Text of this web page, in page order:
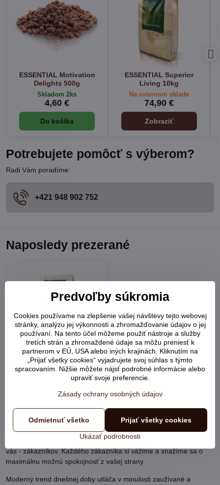
ESSENTIAL Motivation
Delights 500g
Skladom 2ks
4,60 €
Do košíka
ESSENTIAL Superior
Living 10kg
Na externom sklade
74,90 €
Zobraziť
Potrebujete pomôcť s výberom?
Radi Vám poradíme:
+421 948 902 752
Naposledy prezerané
ESSENTIAL Superior
Living 10kg
Ako boli s našimi službami spokojní samotní zákazníci:
Naše služby - Vaše výhody
Ako každý dobrý E-Shop, aj my ponúkame množstvo výhod pre
vás - zákazníkov. Každého zákazníka si vážime a snažíme sa o
maximálnu možnú spokojnosť z vašej strany.
Moderný trend dnešnej doby utláča v minulosti zaužívané a
Predvoľby súkromia
Cookies používame na zlepšenie vašej návštevy tejto webovej
stránky, analýzu jej výkonnosti a zhromažďovanie údajov o jej
používaní. Na tento účel môžeme použiť nástroje a služby
tretích strán a zhromaždené údaje sa môžu preniesť k
partnerom v EÚ, USA alebo iných krajinách. Kliknutím na
„Prijať všetky cookies“ vyjadrujete svoj súhlas s týmto
spracovaním. Nižšie môžete nájsť podrobné informácie alebo
upraviť svoje preferencie.
Zásady ochrany osobných údajov
Ukázať podrobnosti
Prijať všetky cookies
Odmietnuť všetko